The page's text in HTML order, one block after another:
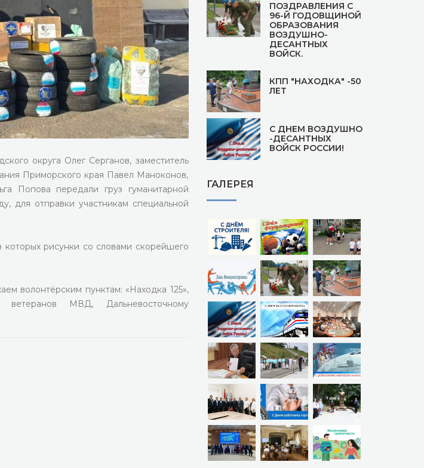
округа Олег Серганов, заместитель
Приморского края Павел Маноконов,
Попова передали груз гуманитарной
для отправки участникам специальной
рисунки со словами скорейшего
волонтёрским пунктам: «Находка 125»,
МВД, Дальневосточному
ПОЗДРАВЛЕНИЯ С
96-Й ГОДОВЩИНОЙ
ОБРАЗОВАНИЯ
ВОЗДУШНО-
ДЕСАНТНЫХ
ВОЙСК.
КПП "НАХОДКА" -50
ЛЕТ
С ДНЕМ ВОЗДУШНО
-ДЕСАНТНЫХ
ВОЙСК РОССИИ!
ГАЛЕРЕЯ